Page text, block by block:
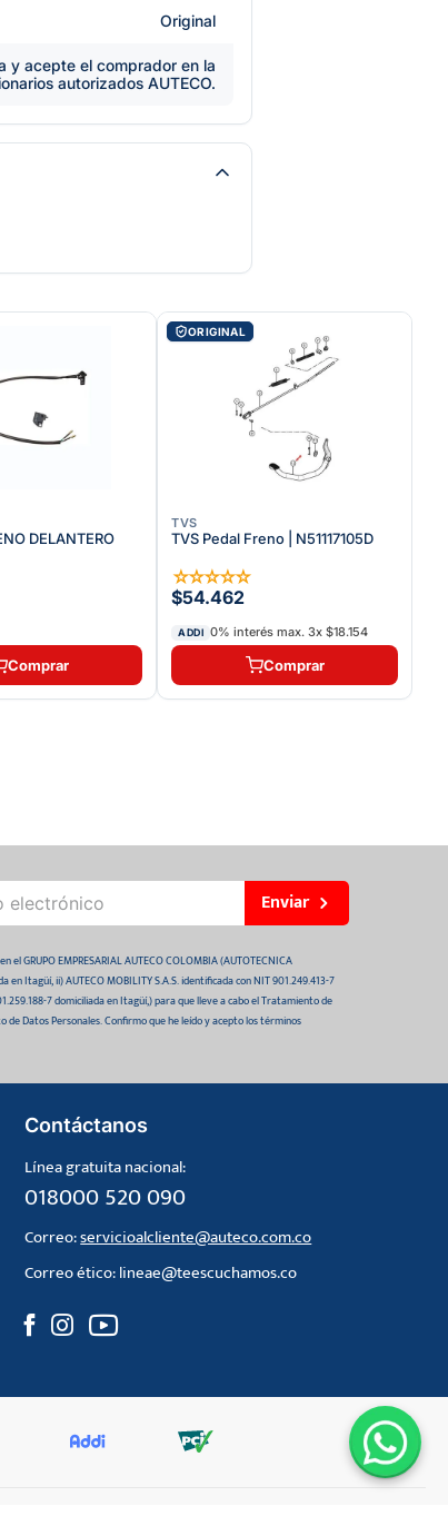
Original
y acepte el comprador en la
autorizados AUTECO.
DELANTERO
Comprar
ORIGINAL
TVS
TVS Pedal Freno | N51117105D
☆☆☆☆☆
$54.462
ADDI 0% interés max. 3x $18.154
Comprar
Enviar
GRUPO EMPRESARIAL AUTECO COLOMBIA (AUTOTECNICA
Itagüí, ii) AUTECO MOBILITY S.A.S. identificada con NIT 901.249.413-7
7 domiciliada en Itagüí,) para que lleve a cabo el Tratamiento de
Datos Personales. Confirmo que he leído y acepto los términos
Contáctanos
Línea gratuita nacional:
018000 520 090
Correo:servicioalcliente@auteco.com.co
Correo ético:lineae@teescuchamos.co